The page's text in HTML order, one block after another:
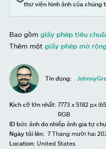
thư viện hình ảnh của chúng
Bao gồm giấy phép tiêu
Thêm một giấy phép mở rộng
Tín dụng:
Kích cỡ lớn nhất: 7773 x 5182 px
RGB
ID bức ảnh do nhiếp ảnh gia tự
Ngày tải lên: 7 Tháng mười hai
Location: United States